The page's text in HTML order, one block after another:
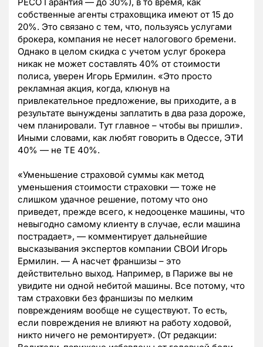
РЕСО Гарантия — до 30%), в то время, как
собственные агенты страховщика имеют от 15 до
20%. Это связано с тем, что, пользуясь услугами
брокера, компания не несет налогового бремени.
Однако в целом скидка с учетом услуг брокера
никак не может составлять 40% от стоимости
полиса, уверен Игорь Ермилин. «Это просто
рекламная акция, когда, клюнув на
привлекательное предложение, вы приходите, а в
результате вынуждены заплатить в два раза дороже,
чем планировали. Тут главное – чтобы вы пришли».
Иными словами, как любят говорить в Одессе, ЭТИ
40% — не ТЕ 40%.
«Уменьшение страховой суммы как метод
уменьшения стоимости страховки — тоже не
слишком удачное решение, потому что оно
приведет, прежде всего, к недооценке машины, что
невыгодно самому клиенту в случае, если машина
пострадает», — комментирует дальнейшие
высказывания экспертов компании СВОИ Игорь
Ермилин. — А насчет франшизы – это
действительно выход. Например, в Париже вы не
увидите ни одной небитой машины. Все потому, что
там страховки без франшизы по мелким
повреждениям вообще не существуют. То есть,
если повреждения не влияют на работу ходовой,
никто ничего не ремонтирует». (От редакции: